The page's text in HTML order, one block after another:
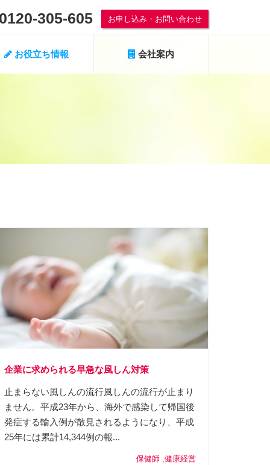
0120-305-605 お申し込み・お問い合わせ
お役立ち情報 会社案内
企業に求められる早急な風しん対策
止まらない風しんの流行風しんの流行が止まり
ません。平成23年から、海外で感染して帰国後
発症する輸入例が散見されるようになり、平成
25年には累計14,344例の報...
保健師 健康経営